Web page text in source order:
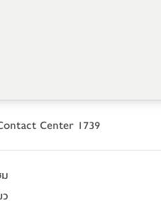
Center 1739